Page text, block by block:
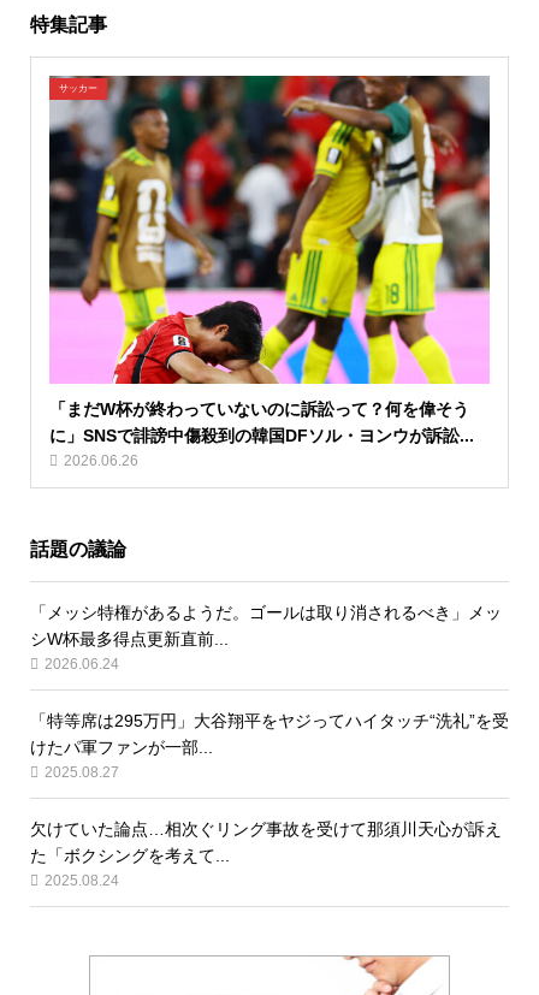
特集記事
サッカー
「まだW杯が終わっていないのに訴訟って？何を偉そう
に」SNSで誹謗中傷殺到の韓国DFソル・ヨンウが訴訟...
2026.06.26
話題の議論
「メッシ特権があるようだ。ゴールは取り消されるべき」メッ
シW杯最多得点更新直前...
2026.06.24
「特等席は295万円」大谷翔平をヤジってハイタッチ“洗礼”を受
けたパ軍ファンが一部...
2025.08.27
欠けていた論点…相次ぐリング事故を受けて那須川天心が訴え
た「ボクシングを考えて...
2025.08.24